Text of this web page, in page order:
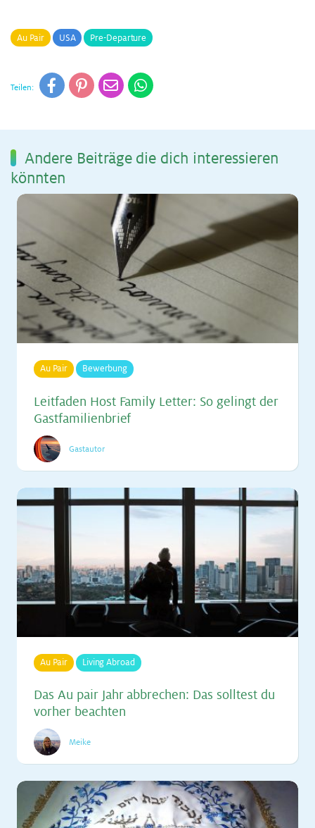
Au Pair USA Pre-Departure
Teilen:
An­de­re Bei­trä­ge die dich in­ter­es­sie­ren
könn­ten
Au Pair Bewerbung
Leit­fa­den Host Fa­mi­ly Let­ter: So ge­lingt der
Gast­fa­mi­li­en­brief
Gastautor
Au Pair Living Abroad
Das Au pair Jahr ab­bre­chen: Das soll­test du
vor­her be­ach­ten
Meike